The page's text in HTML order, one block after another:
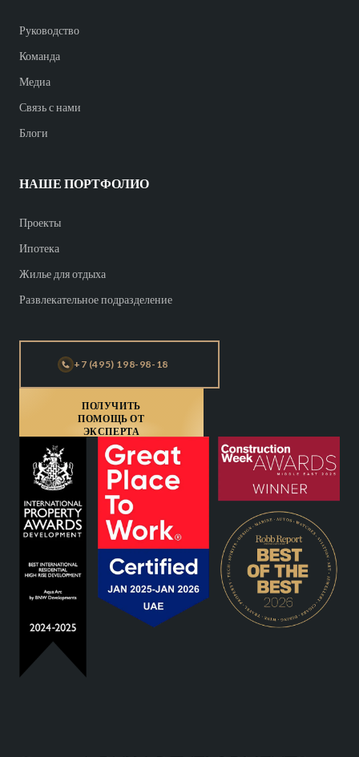
Руководство
Команда
Медиа
Связь с нами
Блоги
НАШЕ ПОРТФОЛИО
Проекты
Ипотека
Жилье для отдыха
Развлекательное подразделение
+7 (495) 198-98-18
ПОЛУЧИТЬ
ПОМОЩЬ ОТ
ЭКСПЕРТА